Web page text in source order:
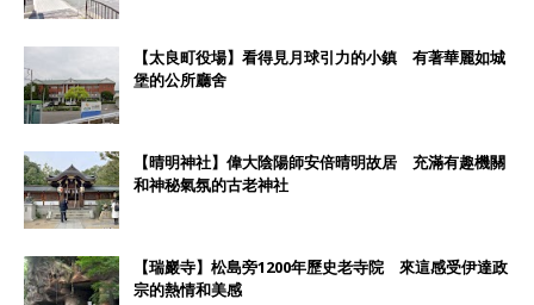
【太良町役場】看得見月球引力的小鎮 有著華麗如城
堡的公所廳舍
【晴明神社】偉大陰陽師安倍晴明故居 充滿有趣機關
和神秘氣氛的古老神社
【瑞巖寺】松島旁1200年歷史老寺院 來這感受伊達政
宗的熱情和美感